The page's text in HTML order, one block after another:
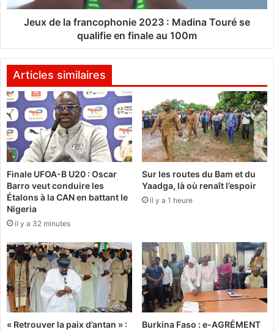
a
U
)
s
e
p
r
o
n
o
n
c
e
u
r
l
e
s
n
o
f
n
c
p
h
o
n
i
e
2
0
2
3
:
M
d
i
n
a
T
u
Jeux de la francophonie 2023 : Madina Touré se
qualifie en finale au 100m
Articles similaires
Finale UFOA-B U20 : Oscar
Barro veut conduire les
Étalons à la CAN en battant le
Nigeria
il y a 32 minutes
Sur les routes du Bam et du
Yaadga, là où renaît l’espoir
il y a 1 heure
« Retrouver la paix d’antan » :
Burkina Faso : e-AGRÉMENT